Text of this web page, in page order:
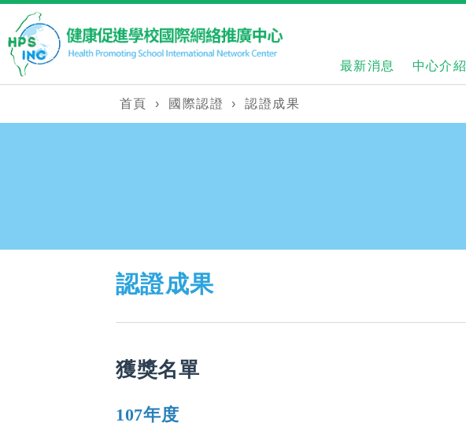
最新消息 中心介紹
首頁 › 國際認證 › 認證成果
認證成果
獲獎名單
107年度